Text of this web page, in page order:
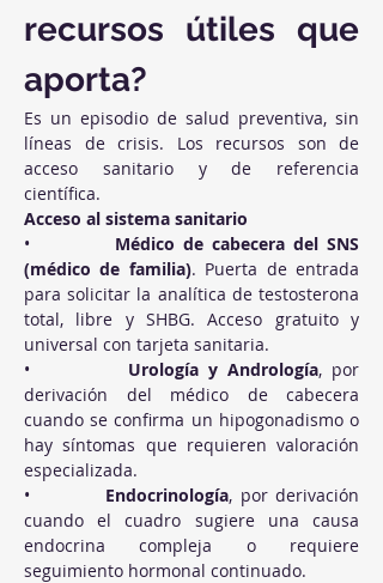
recursos útiles que
aporta?
Es un episodio de salud preventiva, sin
líneas de crisis. Los recursos son de
acceso sanitario y de referencia
científica.
Acceso al sistema sanitario
• Médico de cabecera del SNS
(médico de familia). Puerta de entrada
para solicitar la analítica de testosterona
total, libre y SHBG. Acceso gratuito y
universal con tarjeta sanitaria.
• Urología y Andrología, por
derivación del médico de cabecera
cuando se confirma un hipogonadismo o
hay síntomas que requieren valoración
especializada.
• Endocrinología, por derivación
cuando el cuadro sugiere una causa
endocrina compleja o requiere
seguimiento hormonal continuado.